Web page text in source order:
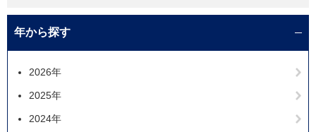
年から探す
2026年
2025年
2024年